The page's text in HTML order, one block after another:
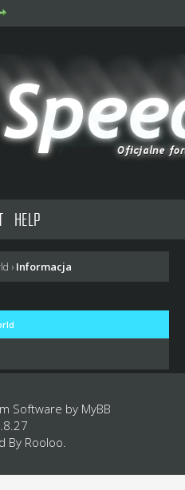
HELP
› Informacja
Software by MyBB
By Rooloo.